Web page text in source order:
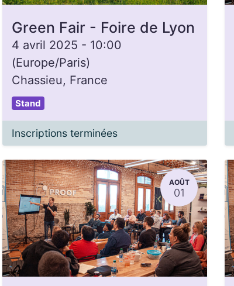
Green Fair - Foire de Lyon
4 avril 2025 - 10:00
(Europe/Paris)
Chassieu, France
Stand
Inscriptions terminées
AOÛT
01